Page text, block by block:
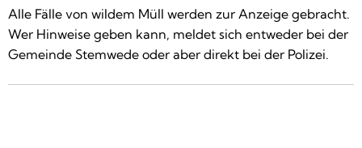
Alle Fälle von wildem Müll werden zur Anzeige gebracht.
Wer Hinweise geben kann, meldet sich entweder bei der
Gemeinde Stemwede oder aber direkt bei der Polizei.